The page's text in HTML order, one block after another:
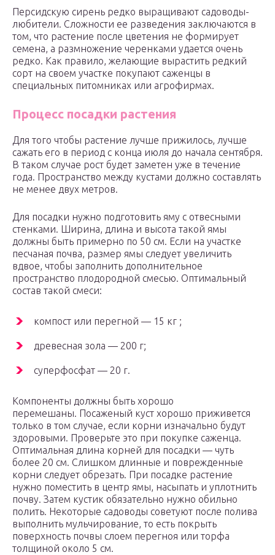
Персидскую сирень редко выращивают садоводы-
любители. Сложности ее разведения заключаются в
том, что растение после цветения не формирует
семена, а размножение черенками удается очень
редко. Как правило, желающие вырастить редкий
сорт на своем участке покупают саженцы в
специальных питомниках или агрофирмах.
Процесс посадки растения
Для того чтобы растение лучше прижилось, лучше
сажать его в период с конца июля до начала сентября.
В таком случае рост будет заметен уже в течение
года. Пространство между кустами должно составлять
не менее двух метров.
Для посадки нужно подготовить яму с отвесными
стенками. Ширина, длина и высота такой ямы
должны быть примерно по 50 см. Если на участке
песчаная почва, размер ямы следует увеличить
вдвое, чтобы заполнить дополнительное
пространство плодородной смесью. Оптимальный
состав такой смеси:
компост или перегной — 15 кг ;
древесная зола — 200 г;
суперфосфат — 20 г.
Компоненты должны быть хорошо
перемешаны. Посаженый куст хорошо приживется
только в том случае, если корни изначально будут
здоровыми. Проверьте это при покупке саженца.
Оптимальная длина корней для посадки — чуть
более 20 см. Слишком длинные и поврежденные
корни следует обрезать. При посадке растение
нужно поместить в центр ямы, насыпать и уплотнить
почву. Затем кустик обязательно нужно обильно
полить. Некоторые садоводы советуют после полива
выполнить мульчирование, то есть покрыть
поверхность почвы слоем перегноя или торфа
толщиной около 5 см.